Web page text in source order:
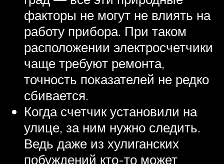
факторы не могут не влиять на
работу прибора. При таком
расположении электросчетчики
чаще требуют ремонта,
точность показателей не редко
сбивается.
Когда счетчик установили на
улице, за ним нужно следить.
Ведь даже из хулиганских
побуждений кто-то может